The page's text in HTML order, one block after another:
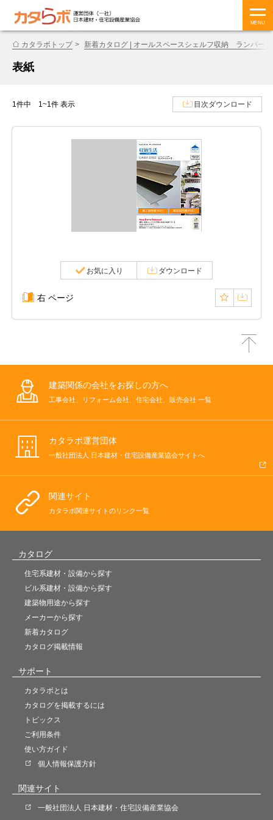
MENU
カタラボトップ 新着カタログ | オールスペースシェルフ収納 ランバー
表紙
1件中 1~1件 表示 目次ダウンロード
お気に入り ダウンロード
右 ページ
建築関係の会社をお探しの方へ
工事会社、リフォーム会社、住宅会社、販売会社 一覧
カタラボ運営団体
一般社団法人 日本建材・住宅設備産業協会サイトへ
関連サイト
カタラボ関連サイトのリンク一覧
カタログ
住宅系建材・設備から探す
ビル系建材・設備から探す
建築物用途から探す
メーカーから探す
新着カタログ
カタログ掲載情報
サポート
カタラボとは
カタログを掲載するには
トピックス
ご利用条件
使い方ガイド
個人情報保護方針
関連サイト
一般社団法人 日本建材・住宅設備産業協会